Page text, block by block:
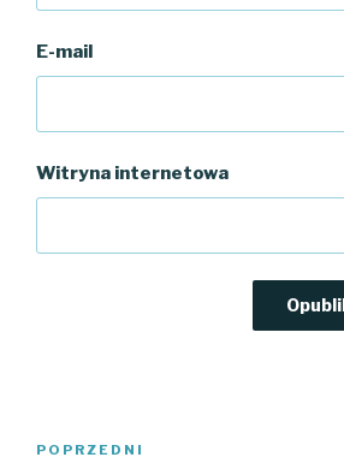
E-mail
Witryna internetowa
Poprzedni
POPRZEDNI